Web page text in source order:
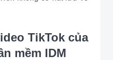
TikTok của
mềm IDM